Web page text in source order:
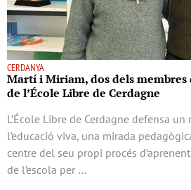
CERDANYA
Martí i Miriam, dos dels membres
de l’École Libre de Cerdagne
L’École Libre de Cerdagne defensa
l’educació viva, una mirada
centre del seu propi procés
de l’escola per …